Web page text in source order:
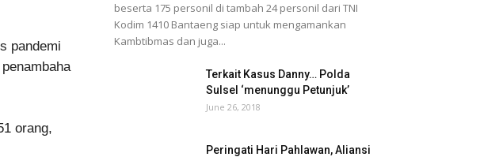
pandemi
orang,
beserta 175 personil di tambah 24 personil dari TNI
Kodim 1410 Bantaeng siap untuk mengamankan
Kambtibmas dan juga...
Terkait Kasus Danny… Polda
Sulsel ‘menunggu Petunjuk’
June 26, 2018
Peringati Hari Pahlawan, Aliansi